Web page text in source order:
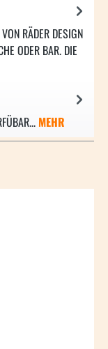
RÄDER DESIGN
ODER BAR. DIE
MEHR